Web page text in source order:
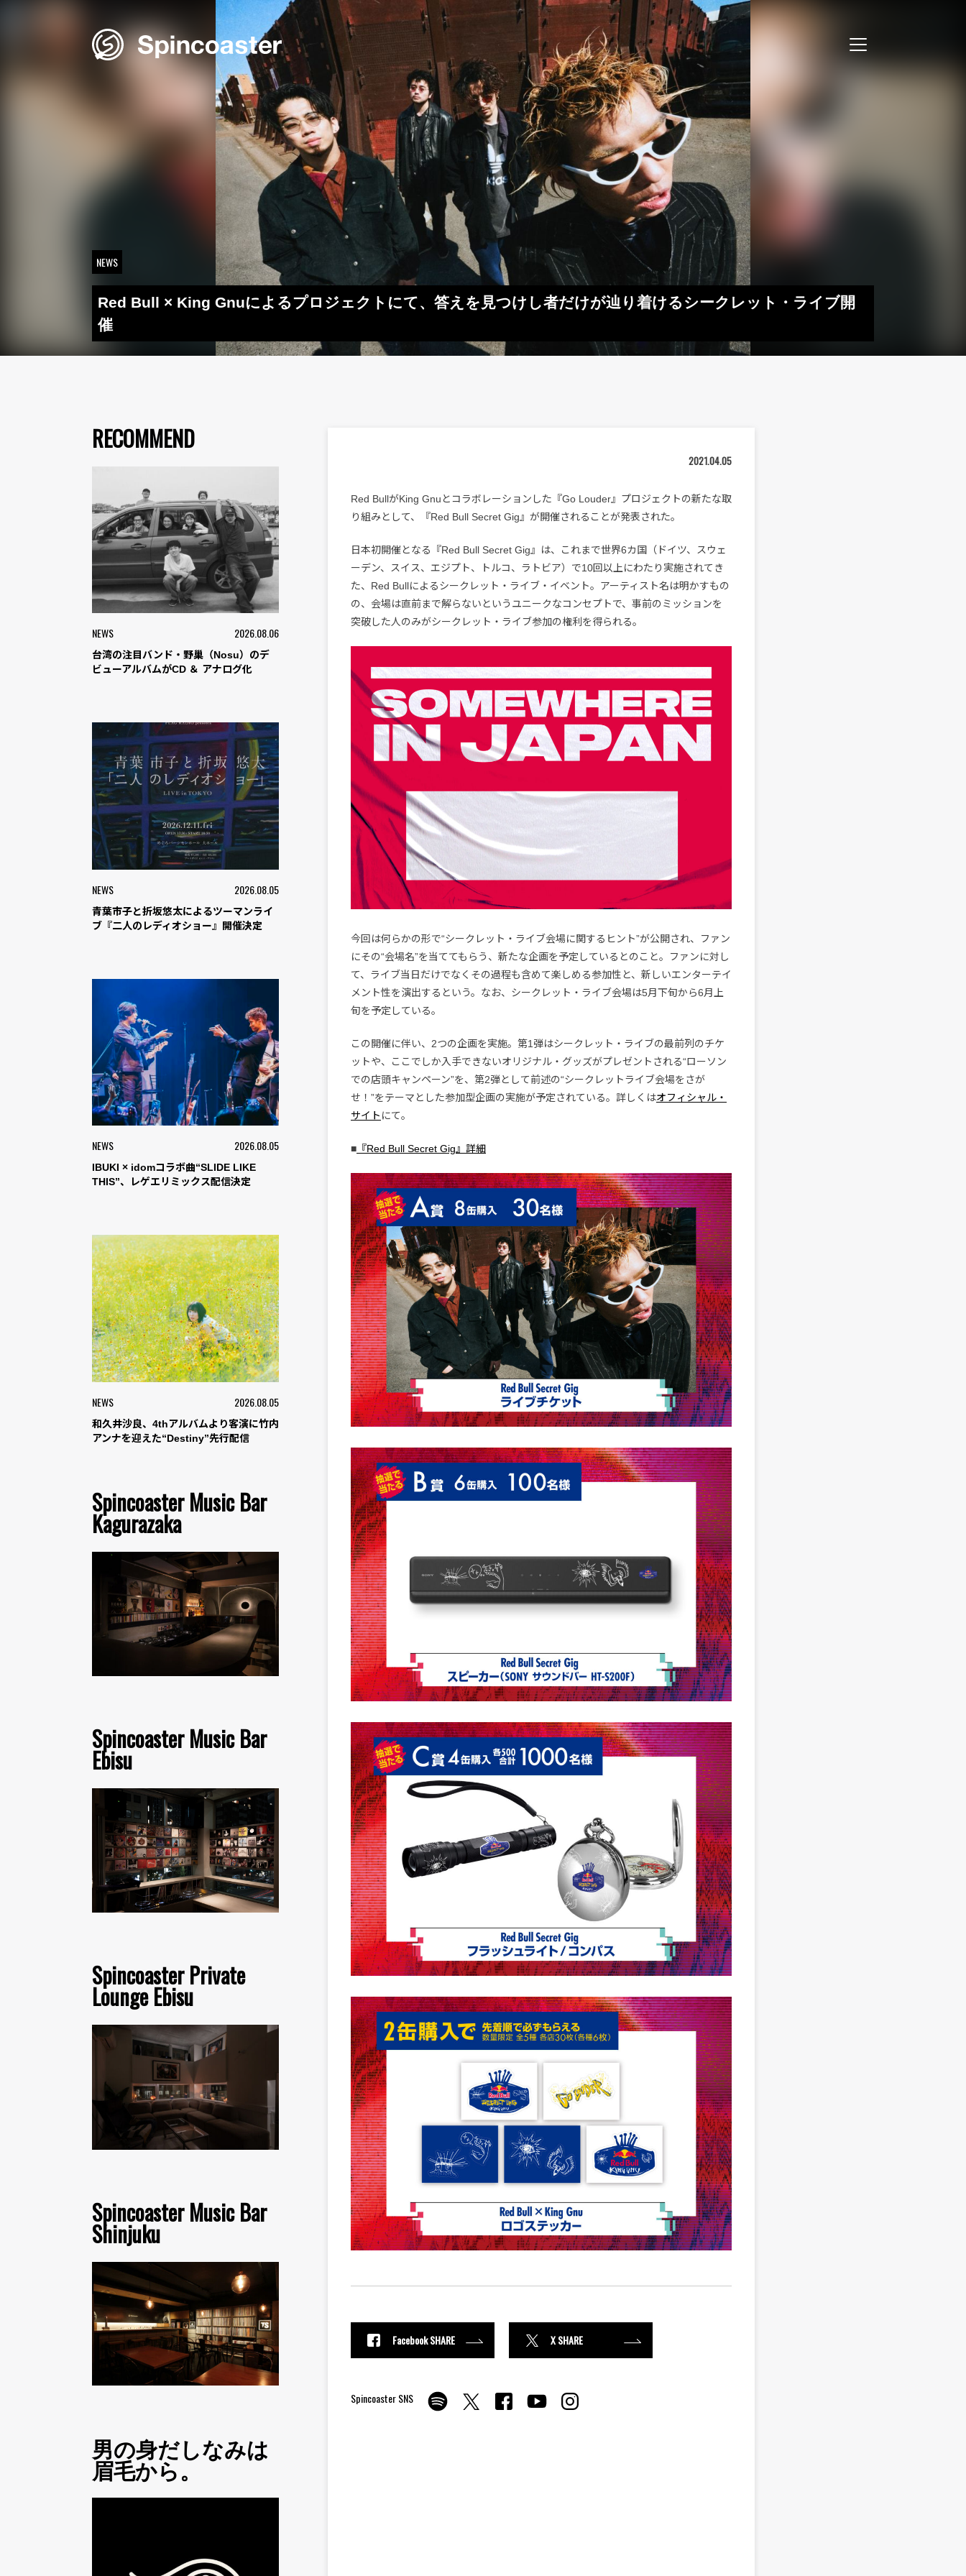
NEWS
Red Bull × King Gnuによるプロジェクトにて、答えを見つけし者だけが辿り着けるシークレット・ライブ開
催
RECOMMEND
NEWS 2026.08.06
台湾の注目バンド・野巢（Nosu）のデ
ビューアルバムがCD ＆ アナログ化
NEWS 2026.08.05
青葉市子と折坂悠太によるツーマンライ
ブ『二人のレディオショー』開催決定
NEWS 2026.08.05
IBUKI × idomコラボ曲“SLIDE LIKE
THIS”、レゲエリミックス配信決定
NEWS 2026.08.05
和久井沙良、4thアルバムより客演に竹内
アンナを迎えた“Destiny”先行配信
Spincoaster Music Bar
Kagurazaka
Spincoaster Music Bar
Ebisu
Spincoaster Private
Lounge Ebisu
Spincoaster Music Bar
Shinjuku
男の身だしなみは
眉毛から。
2021.04.05
Red BullがKing Gnuとコラボレーションした『Go Louder』プロジェクトの新たな取
り組みとして、『Red Bull Secret Gig』が開催されることが発表された。
日本初開催となる『Red Bull Secret Gig』は、これまで世界6カ国（ドイツ、スウェ
ーデン、スイス、エジプト、トルコ、ラトビア）で10回以上にわたり実施されてき
た、Red Bullによるシークレット・ライブ・イベント。アーティスト名は明かすもの
の、会場は直前まで解らないというユニークなコンセプトで、事前のミッションを
突破した人のみがシークレット・ライブ参加の権利を得られる。
今回は何らかの形で“シークレット・ライブ会場に関するヒント”が公開され、ファン
にその“会場名”を当ててもらう、新たな企画を予定しているとのこと。ファンに対し
て、ライブ当日だけでなくその過程も含めて楽しめる参加性と、新しいエンターテイ
メント性を演出するという。なお、シークレット・ライブ会場は5月下旬から6月上
旬を予定している。
この開催に伴い、2つの企画を実施。第1弾はシークレット・ライブの最前列のチケ
ットや、ここでしか入手できないオリジナル・グッズがプレゼントされる“ローソン
での店頭キャンペーン”を、第2弾として前述の“シークレットライブ会場をさが
せ！”をテーマとした参加型企画の実施が予定されている。詳しくはオフィシャル・
サイト にて。
■ 『Red Bull Secret Gig』詳細
Facebook SHARE X SHARE
Spincoaster SNS